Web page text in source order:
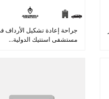
جراحة إعادة تشكيل الأرداف
مستشفى استتيك الدولية...